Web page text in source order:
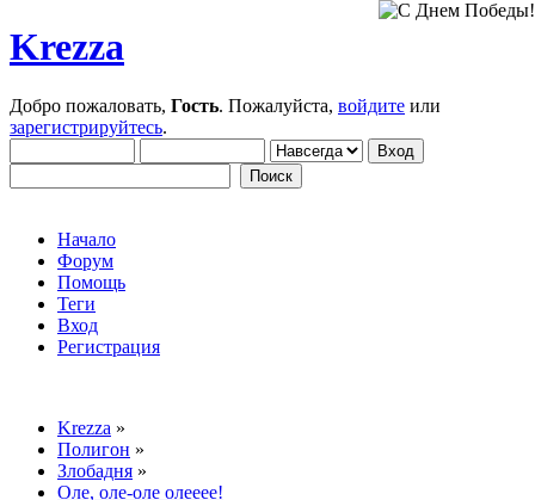
Krezza
Добро пожаловать, Гость. Пожалуйста, войдите или
зарегистрируйтесь.
Начало
Форум
Помощь
Теги
Вход
Регистрация
Krezza »
Полигон »
Злобадня »
Оле, оле-оле олееее!